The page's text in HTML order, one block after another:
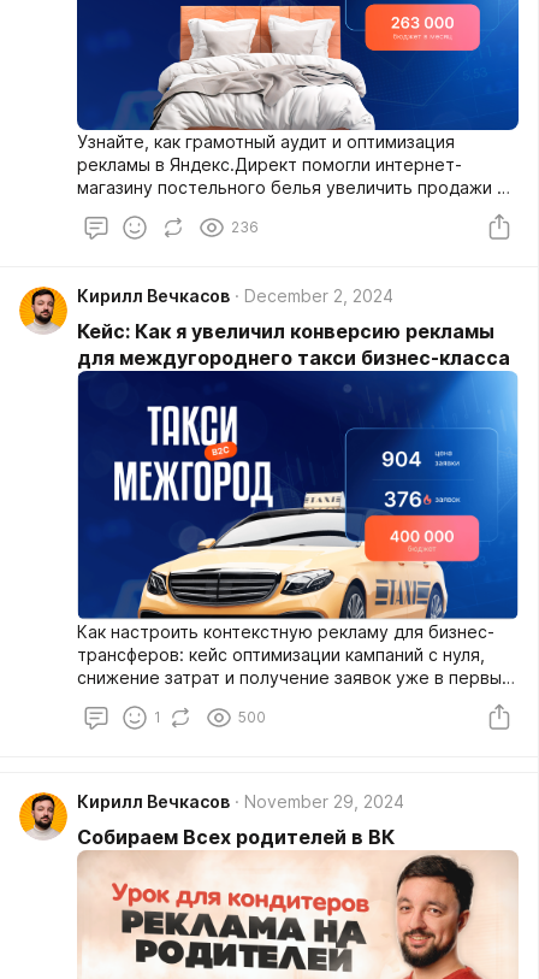
Узнайте, как грамотный аудит и оптимизация
рекламы в Яндекс.Директ помогли интернет-
магазину постельного белья увеличить продажи с
20% и повысив рентабельность более чем в 2 раза.
236
Кирилл Вечкасов December 2, 2024
Кейc: Как я увеличил конверсию рекламы
для междугороднего такси бизнес-класса
Как настроить контекстную рекламу для бизнес-
трансферов: кейс оптимизации кампаний с нуля,
снижение затрат и получение заявок уже в первый
1 500
Кирилл Вечкасов November 29, 2024
Собираем Всех родителей в ВК